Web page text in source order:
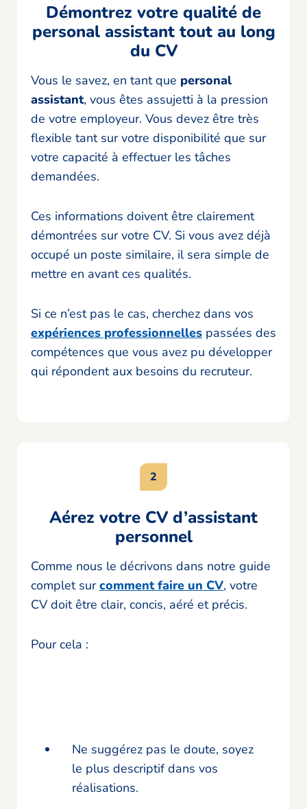
Démontrez votre qualité de
personal assistant tout au long
du CV
Vous le savez, en tant que personal
assistant, vous êtes assujetti à la pression
de votre employeur. Vous devez être très
flexible tant sur votre disponibilité que sur
votre capacité à effectuer les tâches
demandées.
Ces informations doivent être clairement
démontrées sur votre CV. Si vous avez déjà
occupé un poste similaire, il sera simple de
mettre en avant ces qualités.
Si ce n’est pas le cas, cherchez dans vos
expériences professionnelles passées des
compétences que vous avez pu développer
qui répondent aux besoins du recruteur.
Aérez votre CV d’assistant
personnel
Comme nous le décrivons dans notre guide
complet surcomment faire un CV, votre
CV doit être clair, concis, aéré et précis.
Pour cela :
Ne suggérez pas le doute, soyez
le plus descriptif dans vos
réalisations.